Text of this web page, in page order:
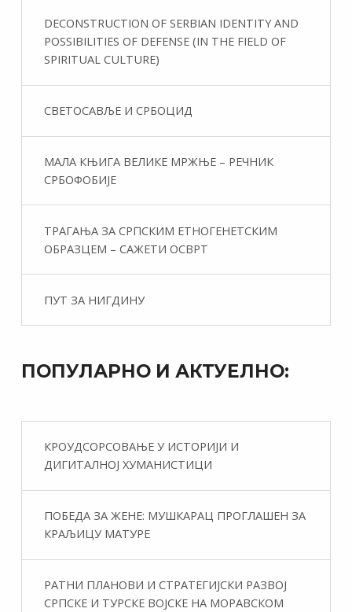
DECONSTRUCTION OF SERBIAN IDENTITY AND
POSSIBILITIES OF DEFENSE (IN THE FIELD OF
SPIRITUAL CULTURE)
СВЕТОСАВЉЕ И СРБОЦИД
МАЛА КЊИГА ВЕЛИКЕ МРЖЊЕ – РЕЧНИК
СРБОФОБИЈЕ
ТРАГАЊА ЗА СРПСКИМ ЕТНОГЕНЕТСКИМ
ОБРАЗЦЕМ – САЖЕТИ ОСВРТ
ПУТ ЗА НИГДИНУ
ПОПУЛАРНО И АКТУЕЛНО:
КРОУДСОРСОВАЊЕ У ИСТОРИЈИ И
ДИГИТАЛНОЈ ХУМАНИСТИЦИ
ПОБЕДА ЗА ЖЕНЕ: МУШКАРАЦ ПРОГЛАШЕН ЗА
КРАЉИЦУ МАТУРЕ
РАТНИ ПЛАНОВИ И СТРАТЕГИЈСКИ РАЗВОЈ
СРПСКЕ И ТУРСКЕ ВОЈСКЕ НА МОРАВСКОМ